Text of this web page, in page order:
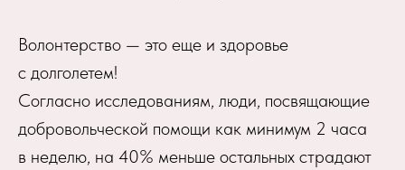
Волонтерство — это еще и здоровье
с долголетем!
Согласно исследованиям, люди, посвящающие
добровольческой помощи как минимум 2 часа
в неделю, на 40% меньше остальных страдают